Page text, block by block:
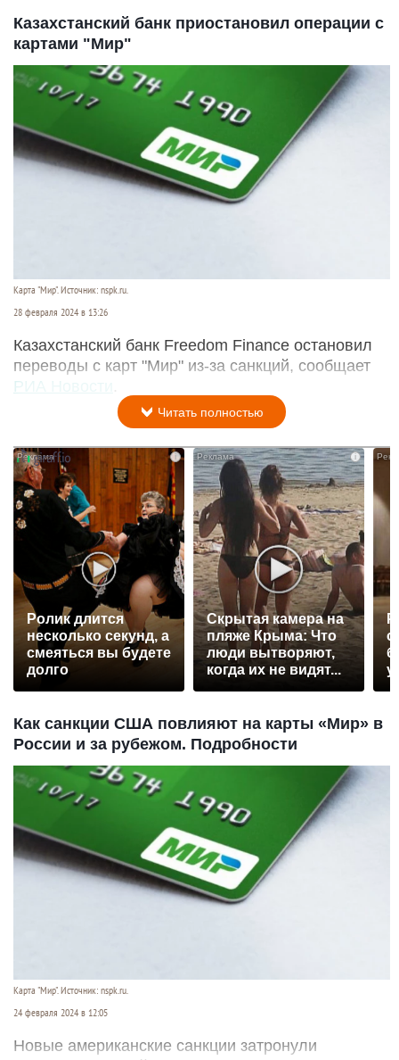
Казахстанский банк приостановил операции с
картами "Мир"
Карта "Мир". Источник: nspk.ru.
28 февраля 2024 в 13:26
Казахстанский банк Freedom Finance остановил
переводы с карт "Мир" из-за санкций, сообщает
РИА Новости
Читать полностью
Ролик длится
несколько секунд, а
смеяться вы будете
долго
i
Скрытая камера на
пляже Крыма: Что
люди вытворяют,
когда их не видят...
Как санкции США повлияют на карты «Мир» в
России и за рубежом. Подробности
Карта "Мир". Источник: nspk.ru.
24 февраля 2024 в 12:05
Новые американские санкции затронули